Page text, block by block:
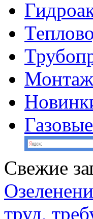
Монтаж
Свежие
труд,